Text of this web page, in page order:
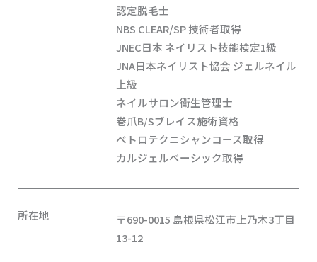
認定脱毛士
NBS CLEAR/SP 技術者取得
JNEC日本 ネイリスト技能検定1級
JNA日本ネイリスト協会 ジェルネイル
上級
ネイルサロン衛生管理士
巻爪B/Sブレイス施術資格
ベトロテクニシャンコース取得
カルジェルベーシック取得
所在地
〒690-0015 島根県松江市上乃木3丁目
13-12